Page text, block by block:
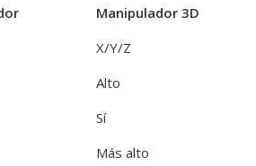
Manipulador 3D
X/Y/Z
Alto
Sí
Más alto